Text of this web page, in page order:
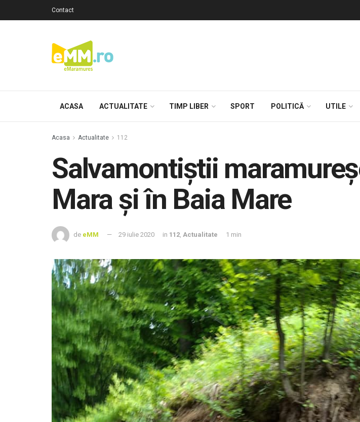
Contact
ACASA ACTUALITATE TIMP LIBER SPORT POLITICĂ UTILE
Acasa Actualitate 112
Salvamontiștii
Mara și în Baia Mare
de eMM 29 iulie 2020 in 112, Actualitate 1 min